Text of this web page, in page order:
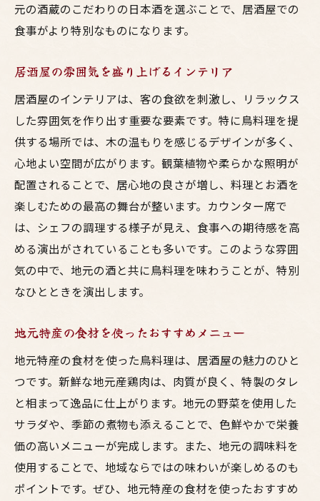
元の酒蔵のこだわりの日本酒を選ぶことで、居酒屋での
食事がより特別なものになります。
居酒屋の雰囲気を盛り上げるインテリア
居酒屋のインテリアは、客の食欲を刺激し、リラックス
した雰囲気を作り出す重要な要素です。特に鳥料理を提
供する場所では、木の温もりを感じるデザインが多く、
心地よい空間が広がります。観葉植物や柔らかな照明が
配置されることで、居心地の良さが増し、料理とお酒を
楽しむための最高の舞台が整います。カウンター席で
は、シェフの調理する様子が見え、食事への期待感を高
める演出がされていることも多いです。このような雰囲
気の中で、地元の酒と共に鳥料理を味わうことが、特別
なひとときを演出します。
地元特産の食材を使ったおすすめメニュー
地元特産の食材を使った鳥料理は、居酒屋の魅力のひと
つです。新鮮な地元産鶏肉は、肉質が良く、特製のタレ
と相まって逸品に仕上がります。地元の野菜を使用した
サラダや、季節の煮物も添えることで、色鮮やかで栄養
価の高いメニューが完成します。また、地元の調味料を
使用することで、地域ならではの味わいが楽しめるのも
ポイントです。ぜひ、地元特産の食材を使ったおすすめ